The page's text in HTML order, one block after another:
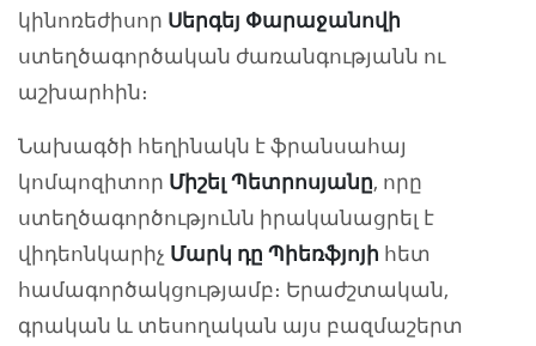
կինոռեժիսոր Սերգեյ Փարաջանովի
ստեղծագործական ժառանգությանն ու
աշխարհին։
Նախագծի հեղինակն է ֆրանսահայ
կոմպոզիտոր Միշել Պետրոսյանը, որը
ստեղծագործությունն իրականացրել է
վիդեոնկարիչ Մարկ դը Պիեռֆյոյի հետ
համագործակցությամբ։ Երաժշտական,
գրական և տեսողական այս բազմաշերտ